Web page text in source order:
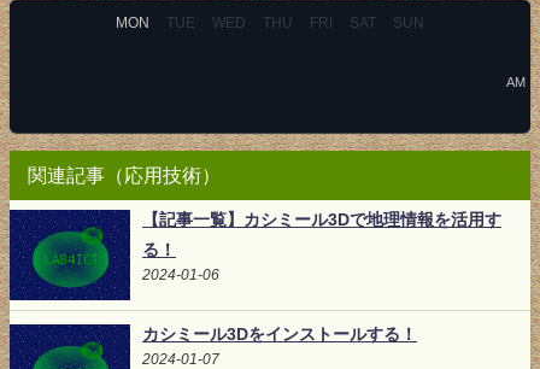
MON TUE WED THU FRI SAT SUN
AM
関連記事（応用技術）
【記事一覧】カシミール3Dで地理情報を活用す
る！
2024-01-06
カシミール3Dをインストールする！
2024-01-07